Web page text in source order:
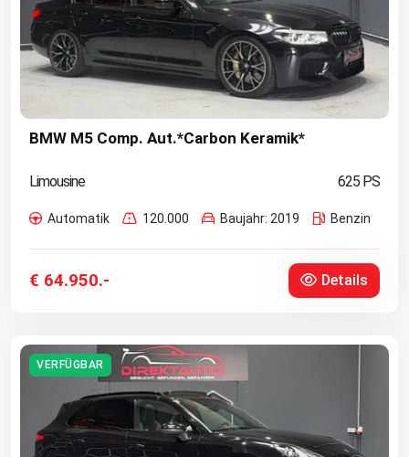
BMW M5 Comp. Aut.*Carbon Keramik*
Limousine 625 PS
Automatik 120.000 Baujahr: 2019 Benzin
€ 64.950.- Details
VERFÜGBAR